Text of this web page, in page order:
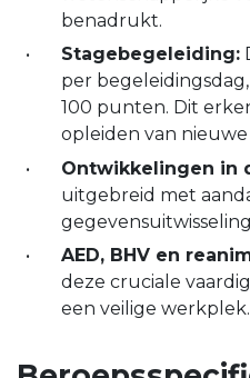
benadrukt.
Stagebegeleiding:
per
100 punten. Dit
opleiden van nieuwe
Ontwikkelingen in
uitgebreid met
AED, BHV en
deze cruciale
een veilige werkplek.